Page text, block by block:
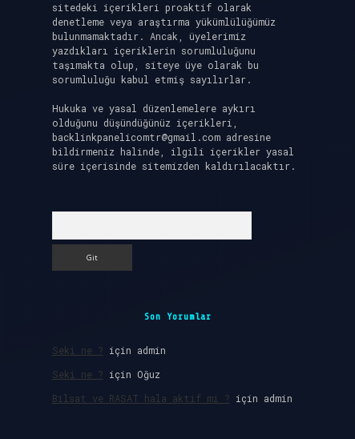
sitedeki içerikleri proaktif olarak
denetleme veya araştırma yükümlülüğümüz
bulunmamaktadır. Ancak, üyelerimiz
yazdıkları içeriklerin sorumluluğunu
taşımakta olup, siteye üye olarak bu
sorumluluğu kabul etmiş sayılırlar.
Hukuka ve yasal düzenlemelere aykırı
olduğunu düşündüğünüz içerikleri,
backlinkpanelicomtr@gmail.comadresine
bildirmeniz halinde, ilgili içerikler yasal
süre içerisinde sitemizden kaldırılacaktır.
Son Yorumlar
Seki ne ? için admin
Seki ne ? için Oğuz
Bilsat ve RASAT hala aktif mi ? için admin